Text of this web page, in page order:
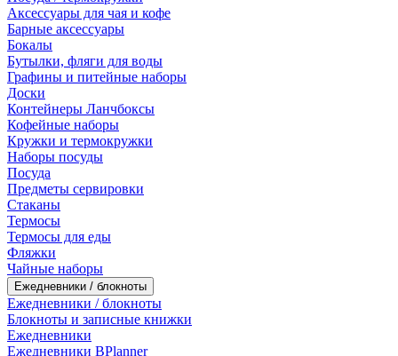
Аксессуары для чая и кофе
Барные аксессуары
Бокалы
Бутылки, фляги для воды
Графины и питейные наборы
Доски
Контейнеры Ланчбоксы
Кофейные наборы
Кружки и термокружки
Наборы посуды
Посуда
Предметы сервировки
Стаканы
Термосы
Термосы для еды
Фляжки
Чайные наборы
Ежедневники / блокноты
Ежедневники / блокноты
Блокноты и записные книжки
Ежедневники
Ежедневники BPlanner